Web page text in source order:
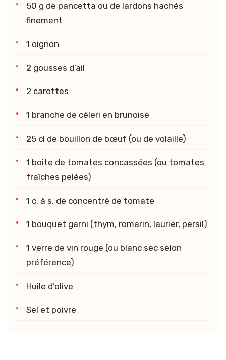
50 g de pancetta ou de lardons hachés
finement
1 oignon
2 gousses d’ail
2 carottes
1 branche de céleri en brunoise
25 cl de bouillon de bœuf (ou de volaille)
1 boîte de tomates concassées (ou tomates
fraîches pelées)
1 c. à s. de concentré de tomate
1 bouquet garni (thym, romarin, laurier, persil)
1 verre de vin rouge (ou blanc sec selon
préférence)
Huile d’olive
Sel et poivre